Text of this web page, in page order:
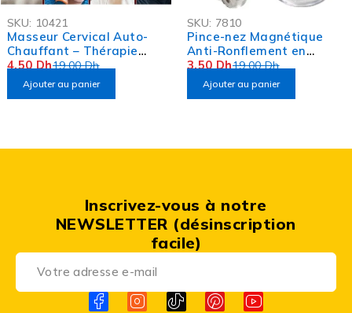
OFFRE FLASH
SKU: 10421
Masseur Cervical Auto-
Chauffant – Thérapie
Magnétique
19,00Dh
4,50Dh
Ajouter au panier
OFFRE FLASH
SKU: 7810
Pince-nez Magnétique
Anti-Ronflement en
Silicone19,00Dh
3,50Dh
Ajouter au panier
Inscrivez-vous à notre
NEWSLETTER (désinscription
facile)